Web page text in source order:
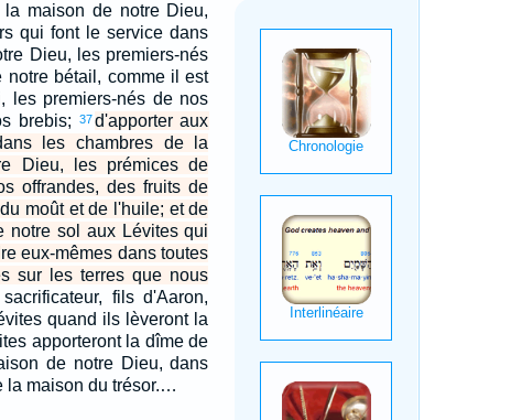
la maison de notre Dieu,
qui font le service dans
Dieu, les premiers-nés
notre bétail, comme il est
les premiers-nés de nos
brebis;
37d'apporter aux
les chambres de la
Dieu, les prémices de
offrandes, des fruits de
moût et de l'huile; et de
notre sol aux Lévites qui
eux-mêmes dans toutes
sur les terres que nous
sacrificateur, fils d'Aaron,
quand ils lèveront la
apporteront la dîme de
de notre Dieu, dans
la maison du trésor.…